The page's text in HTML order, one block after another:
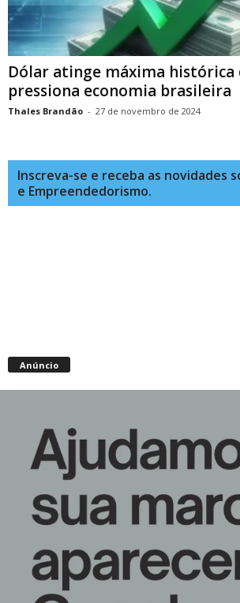
Dólar atinge máxima histórica
pressiona economia brasileira
Thales Brandão - 27 de novembro de 2024
Inscreva-se e receba as novidades
e Empreendedorismo.
Anúncio